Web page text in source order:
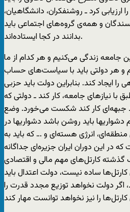
کرد ـ روشنفکران، دانشگاهیان،
و همه‌ی گروه‌های اجتماعی باید
بدانند در کجا ایستاده‌اند.
جامعه زندگی می‌کنیم و هر کدام از ما
و هر دولتی باید با سیاست‌های حساب
ایجاد کند. بنابراین دولت باید حزبی
نیازهای جامعه، کار کند ـ دولتی که
جبهه‌ای کار کند شکست می‌خورد. وضع
باید روشن باشد دشواریها در
انرژی هسته‌ای و … که باید به
در این دوران ایران جزیره‌ای جداگانه
کارتل‌های مهم مالی و اقتصادی
ساده نیست، دولت اعتدال باید
اگر دولت نخواهد توزیع مجدد قدرت را